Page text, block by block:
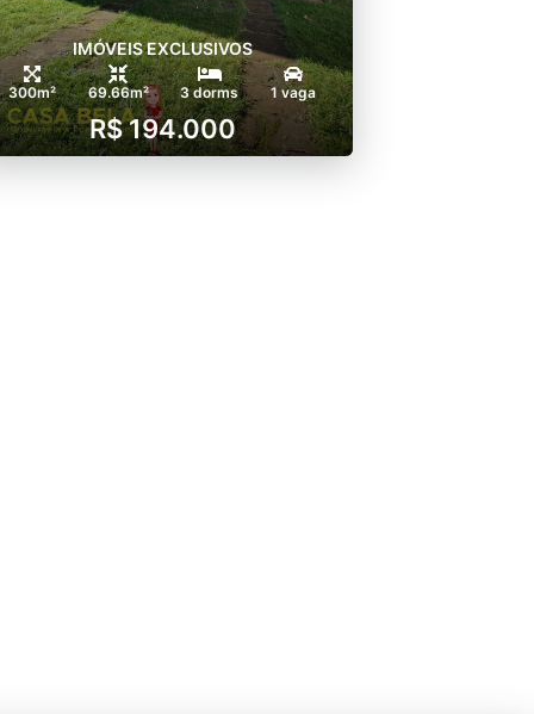
IMÓVEIS EXCLUSIVOS
300m² 69.66m² 3 dorms 1 vaga
R$ 194.000